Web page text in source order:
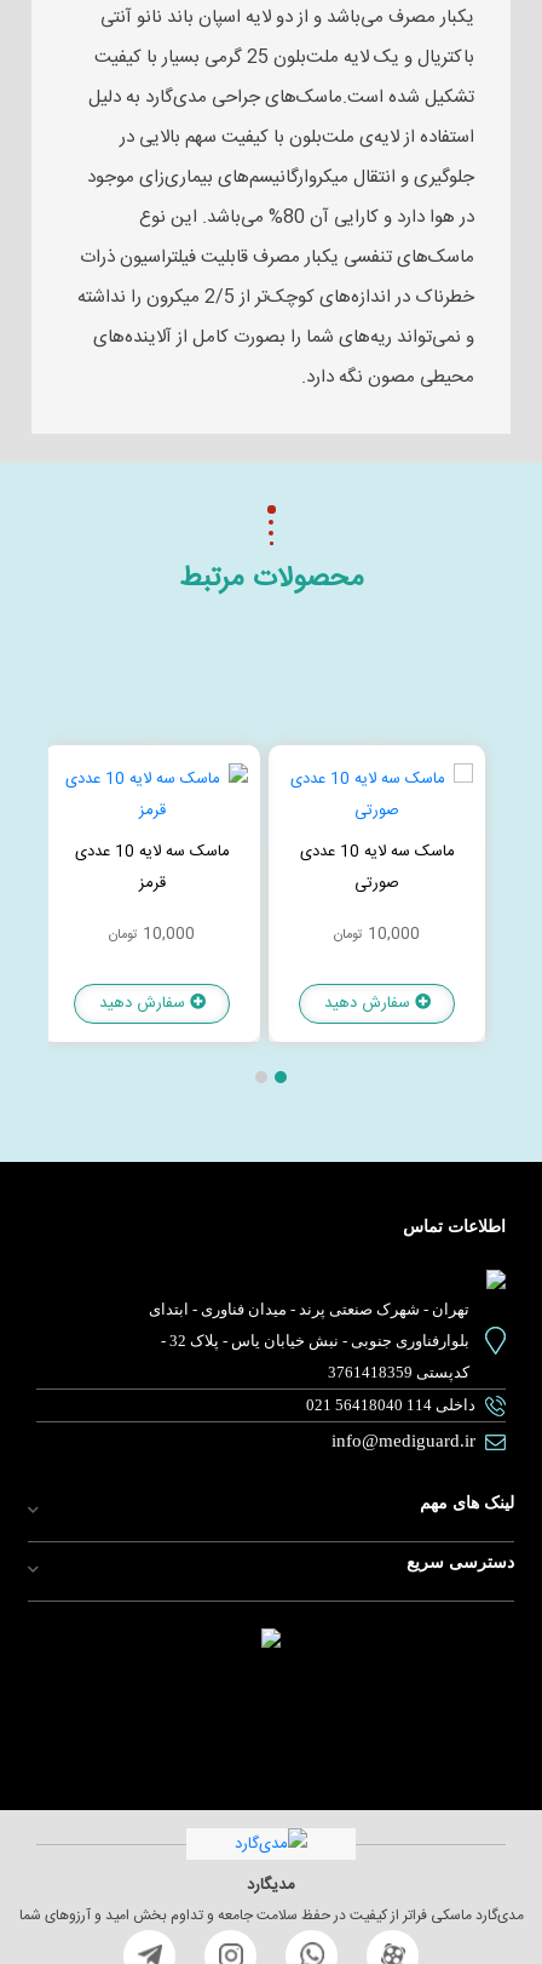
یکبار مصرف می‌باشد و از دو لایه اسپان باند نانو آنتی
باکتریال و یک لایه ملت‌بلون 25 گرمی بسیار با کیفیت
تشکیل شده است.ماسک‌های جراحی مدی‌گارد به دلیل
استفاده از لایه‌ی ملت‌بلون با کیفیت سهم بالایی در
جلوگیری و انتقال میکروارگانیسم‌های بیماری‌زای موجود
در هوا دارد و کارایی آن 80% می‌باشد. این نوع
ماسک‌های تنفسی یکبار مصرف قابلیت فیلتراسیون ذرات
خطرناک در اندازه‌های کوچک‌تر از 2/5 میکرون را نداشته
و نمی‌تواند ریه‌های شما را بصورت کامل از آلاینده‌های
محیطی مصون نگه دارد.
محصولات مرتبط
ماسک سه لایه 10 عددی
صورتی
10,000 تومان
سفارش دهید
ماسک سه لایه 10 عددی
قرمز
10,000 تومان
سفارش دهید
اطلاعات تماس
تهران - شهرک صنعتی پرند - میدان فناوری - ابتدای
بلوارفناوری جنوبی - نبش خیابان یاس - پلاک 32 -
کدپستی 3761418359
021 56418040 داخلی 114
info@mediguard.ir
لینک های مهم
دسترسی سریع
مدیگارد
مدی‌گارد ماسکی فراتر از کیفیت در حفظ سلامت جامعه و تداوم بخش امید و آرزوهای شما